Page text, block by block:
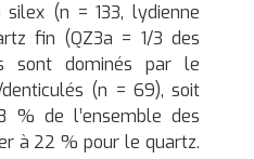
(n = 133, lydienne
fin (QZ3a = 1/3 des
sont dominés par le
(n = 69), soit
% de l’ensemble des
à 22 % pour le quartz.